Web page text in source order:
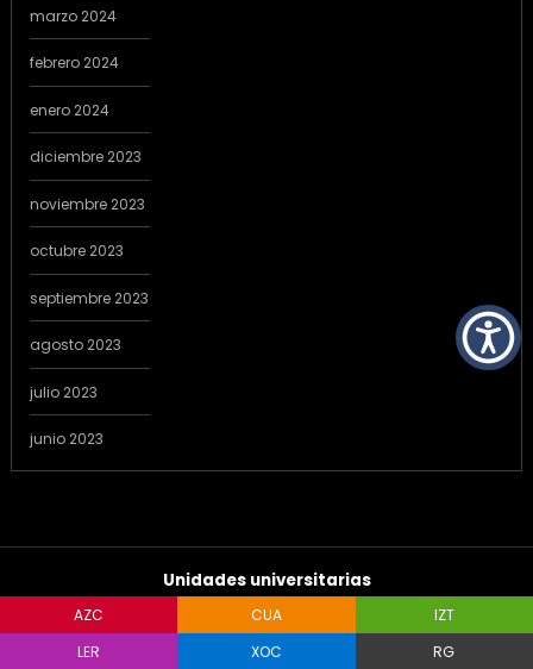
marzo 2024
febrero 2024
enero 2024
diciembre 2023
noviembre 2023
octubre 2023
septiembre 2023
agosto 2023
julio 2023
junio 2023
Unidades universitarias
AZC CUA
IZT
LER
XOC RG